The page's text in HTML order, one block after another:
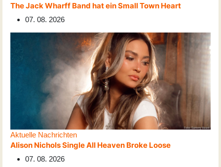
The Jack Wharff Band hat ein Small Town Heart
07. 08. 2026
Aktuelle Nachrichten
Alison Nichols Single All Heaven Broke Loose
07. 08. 2026